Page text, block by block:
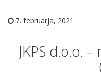
7. februarja, 2021
JKPS d.o.o.